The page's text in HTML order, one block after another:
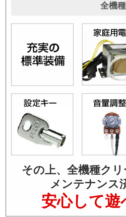
全機種
その上、全機種ク
メンテナンス
安心して遊